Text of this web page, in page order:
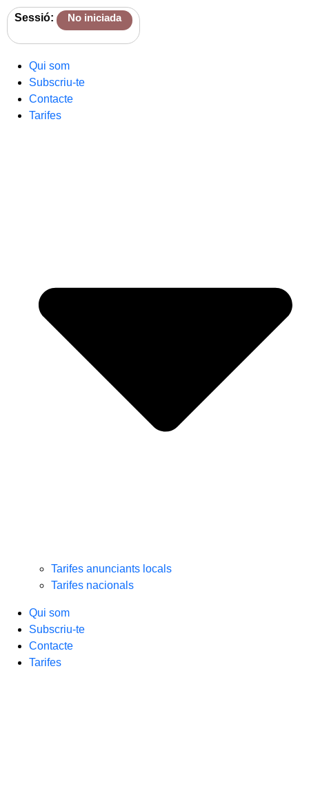
Sessió: No iniciada
Qui som
Subscriu-te
Contacte
Tarifes
Tarifes anunciants locals
Tarifes nacionals
Qui som
Subscriu-te
Contacte
Tarifes